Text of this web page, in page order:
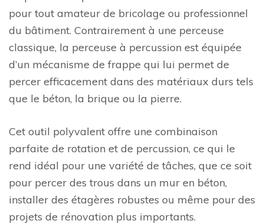
pour tout amateur de bricolage ou professionnel
du bâtiment. Contrairement à une perceuse
classique, la perceuse à percussion est équipée
d’un mécanisme de frappe qui lui permet de
percer efficacement dans des matériaux durs tels
que le béton, la brique ou la pierre.
Cet outil polyvalent offre une combinaison
parfaite de rotation et de percussion, ce qui le
rend idéal pour une variété de tâches, que ce soit
pour percer des trous dans un mur en béton,
installer des étagères robustes ou même pour des
projets de rénovation plus importants.